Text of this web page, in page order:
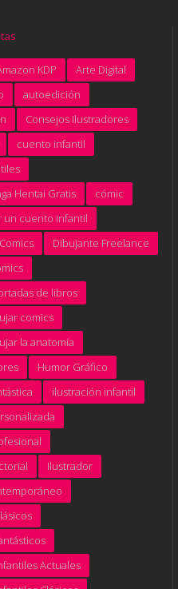
KDP
Arte Digital
autoedición
Consejos Ilustradores
cuento infantil
Hentai Gratis
cómic
un cuento infantil
Dibujante Freelance
de libros
comics
la anatomía
Humor Gráfico
ilustración infantil
Ilustrador
Actuales